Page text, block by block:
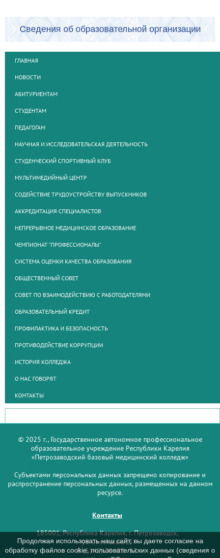
Сведения об образовательной организации
ГЛАВНАЯ
НОВОСТИ
АБИТУРИЕНТАМ
СТУДЕНТАМ
ПЕДАГОГАМ
НАУЧНАЯ И ИССЛЕДОВАТЕЛЬСКАЯ ДЕЯТЕЛЬНОСТЬ
СТУДЕНЧЕСКИЙ СПОРТИВНЫЙ КЛУБ
МУЛЬТИМЕДИЙНЫЙ ЦЕНТР
СОДЕЙСТВИЕ ТРУДОУСТРОЙСТВУ ВЫПУСКНИКОВ
АККРЕДИТАЦИЯ СПЕЦИАЛИСТОВ
НЕПРЕРЫВНОЕ МЕДИЦИНСКОЕ ОБРАЗОВАНИЕ
ЧЕМПИОНАТ "ПРОФЕССИОНАЛЫ"
СИСТЕМА ОЦЕНКИ КАЧЕСТВА ОБРАЗОВАНИЯ
ОБЩЕСТВЕННЫЙ СОВЕТ
СОВЕТ ПО ВЗАИМОДЕЙСТВИЮ С РАБОТОДАТЕЛЯМИ
ОБРАЗОВАТЕЛЬНЫЙ КРЕДИТ
ПРОФИЛАКТИКА И БЕЗОПАСНОСТЬ
ПРОТИВОДЕЙСТВИЕ КОРРУПЦИИ
ИСТОРИЯ КОЛЛЕДЖА
О НАС ГОВОРЯТ
КОНТАКТЫ
© 2025 г., Государственное автономное профессиональное
образовательное учреждение Республики Карелия
«Петрозаводский базовый медицинский колледж»
Субъектами персональных данных запрещено копирование и
распространение персональных данных, размещенных на данном
ресурсе.
Контакты
185001, Республика Карелия, г. Петрозаводск,
ул. Советская, 15
8 (8142) 59–93–33
Продолжая использовать наш сайт, вы даете согласие на
обработку файлов cookie, пользовательских данных (сведения о